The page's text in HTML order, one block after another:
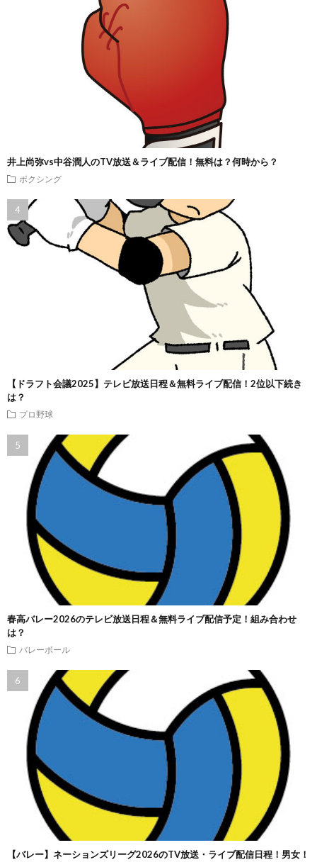
井上尚弥vs中谷潤人のTV放送＆ライブ配信！無料は？何時から？
ボクシング
【ドラフト会議2025】テレビ放送日程＆無料ライブ配信！2位以下続き
は？
プロ野球
春高バレー2026のテレビ放送日程＆無料ライブ配信予定！組み合わせ
は？
バレーボール
【バレー】ネーションズリーグ2026のTV放送・ライブ配信日程！男女！